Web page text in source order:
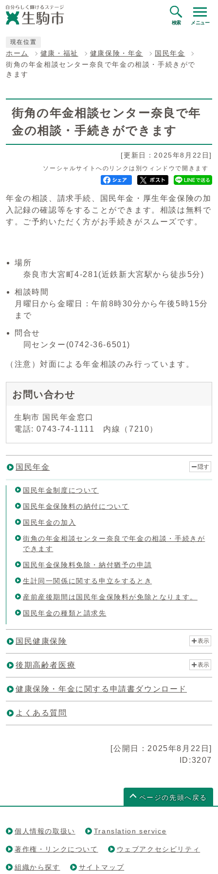
検索 メニュー
現在位置
ホーム 健康・福祉 健康保険・年金
国民年金
街角の年金相談センター奈良で年金の相談・手続きがで
きます
街角の年金相談センター奈良で年
金の相談・手続きができます
[更新日：2025年8月22日]
ソーシャルサイトへのリンクは別ウィンドウで開きます
年金の相談、請求手続、国民年金・厚生年金保険の加
入記録の確認等をすることができます。相談は無料で
す。ご予約いただく方がお手続きがスムーズです。
場所
奈良市大宮町4-281(近鉄新大宮駅から徒歩5分)
相談時間
月曜日から金曜日：午前8時30分から午後5時15分
まで
問合せ
同センター(0742-36-6501)
（注意）対面による年金相談のみ行っています。
お問い合わせ
生駒市 国民年金窓口
電話: 0743-74-1111 内線（7210）
国民年金 隠す
国民年金制度について
国民年金保険料の納付について
国民年金の加入
街角の年金相談センター奈良で年金の相談・手続きが
できます
国民年金保険料免除・納付猶予の申請
生計同一関係に関する申立をするとき
産前産後期間は国民年金保険料が免除となります。
国民年金の種類と請求先
国民健康保険 表示
後期高齢者医療 表示
健康保険・年金に関する申請書ダウンロード
よくある質問
[公開日：2025年8月22日]
ID:3207
ページの先頭へ戻る
個人情報の取扱い Translation service
著作権・リンクについて ウェブアクセシビリティ
組織から探す サイトマップ